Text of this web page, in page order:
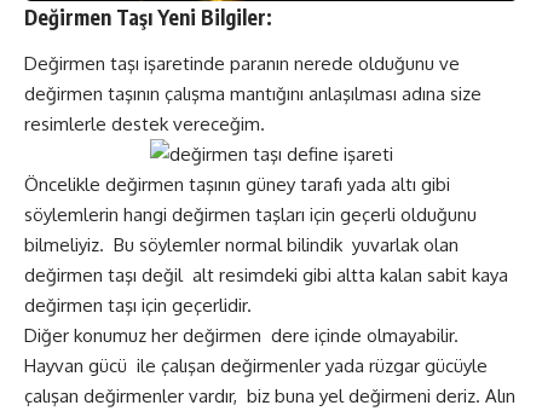
Değirmen TaşıYeni Bilgiler:
Değirmen taşı işaretinde paranın nerede olduğunu ve
değirmen taşının çalışma mantığını anlaşılması adına size
resimlerle destek vereceğim.
Öncelikle değirmen taşının güney tarafı yada altı gibi
söylemlerin hangi değirmen taşları için geçerli olduğunu
bilmeliyiz. Bu söylemler normal bilindik yuvarlak olan
değirmen taşı değil alt resimdeki gibi altta kalan sabit kaya
değirmen taşı için geçerlidir.
Diğer konumuz her değirmen dere içinde olmayabilir.
Hayvan gücü ile çalışan değirmenler yada rüzgar gücüyle
çalışan değirmenler vardır, biz buna yel değirmeni deriz. Alın